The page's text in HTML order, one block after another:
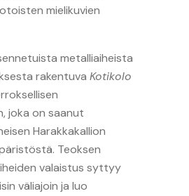
mielikuvien
metalliaiheista
rakentuva Kotikolo
joka on saanut
Harakkakallion
Teoksen
valaistus syttyy
väliajoin ja luo